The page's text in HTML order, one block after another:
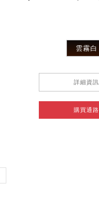
雲霧白
詳細資訊
購買通路